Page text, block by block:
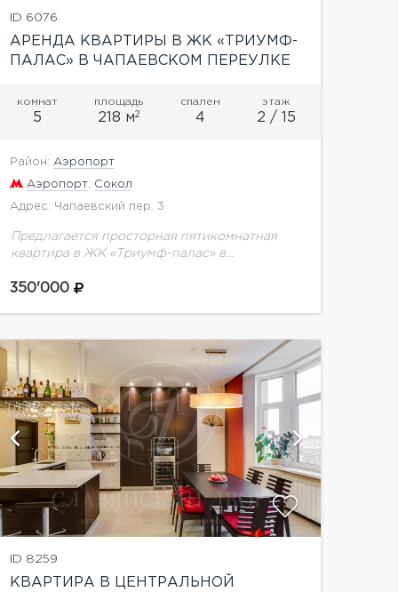
ID 6076
АРЕНДА КВАРТИРЫ В ЖК «ТРИУМФ-
ПАЛАС» В ЧАПАЕВСКОМ ПЕРЕУЛКЕ
комнат
5
площадь
218 м2
спален
4
этаж
2 / 15
Район: Аэропорт
Аэропорт, Сокол
Адрес: Чапаевский пер. 3
Предлагается просторная пятикомнатная
квартира в ЖК «Триумф-палас» в
спальни (25, 20 и 18 кв.м), гостиная (50 кв.м),
350'000
ID 8259
КВАРТИРА В ЦЕНТРАЛЬНОЙ